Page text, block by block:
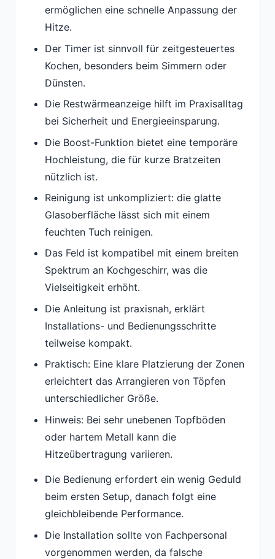
ermöglichen eine schnelle Anpassung der
Hitze.
Der Timer ist sinnvoll für zeitgesteuertes
Kochen, besonders beim Simmern oder
Dünsten.
Die Restwärmeanzeige hilft im Praxisalltag
bei Sicherheit und Energieeinsparung.
Die Boost-Funktion bietet eine temporäre
Hochleistung, die für kurze Bratzeiten
nützlich ist.
Reinigung ist unkompliziert: die glatte
Glasoberfläche lässt sich mit einem
feuchten Tuch reinigen.
Das Feld ist kompatibel mit einem breiten
Spektrum an Kochgeschirr, was die
Vielseitigkeit erhöht.
Die Anleitung ist praxisnah, erklärt
Installations- und Bedienungsschritte
teilweise kompakt.
Praktisch: Eine klare Platzierung der Zonen
erleichtert das Arrangieren von Töpfen
unterschiedlicher Größe.
Hinweis: Bei sehr unebenen Topfböden
oder hartem Metall kann die
Hitzeübertragung variieren.
Die Bedienung erfordert ein wenig Geduld
beim ersten Setup, danach folgt eine
gleichbleibende Performance.
Die Installation sollte von Fachpersonal
vorgenommen werden, da falsche